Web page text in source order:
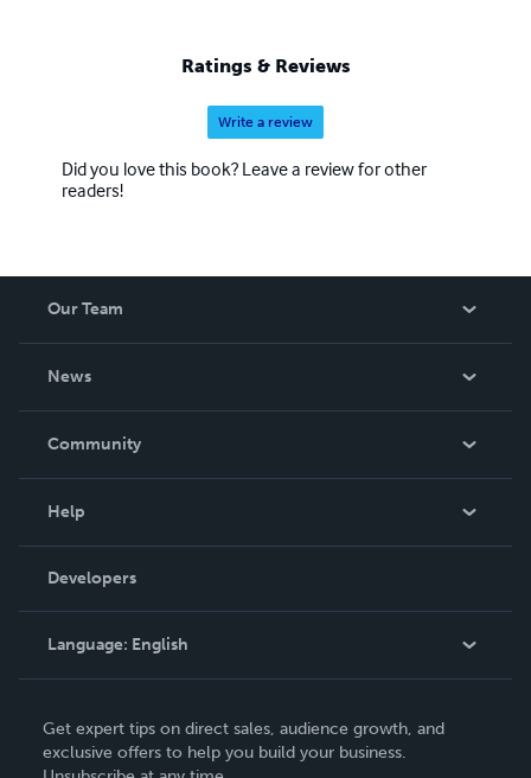
Ratings & Reviews
Write a review
Did you love this book? Leave a review for other
readers!
Our Team
News
In The News
Community
Podcast
Help
Order Lookup
Knowledge Base
Contact Support
Developers
Language: English
Deutsch
Get expert tips on direct sales, audience growth, and
exclusive offers to help you build your business.